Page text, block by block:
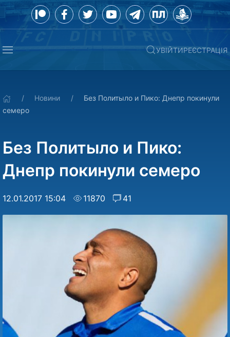
УВІЙТИРЕЄСТРАЦІЯ
Новини
Без Политыло и Пико: Днепр покинули
семеро
Без Политыло и Пико:
Днепр покинули семеро
12.01.2017 15:04 11870 41